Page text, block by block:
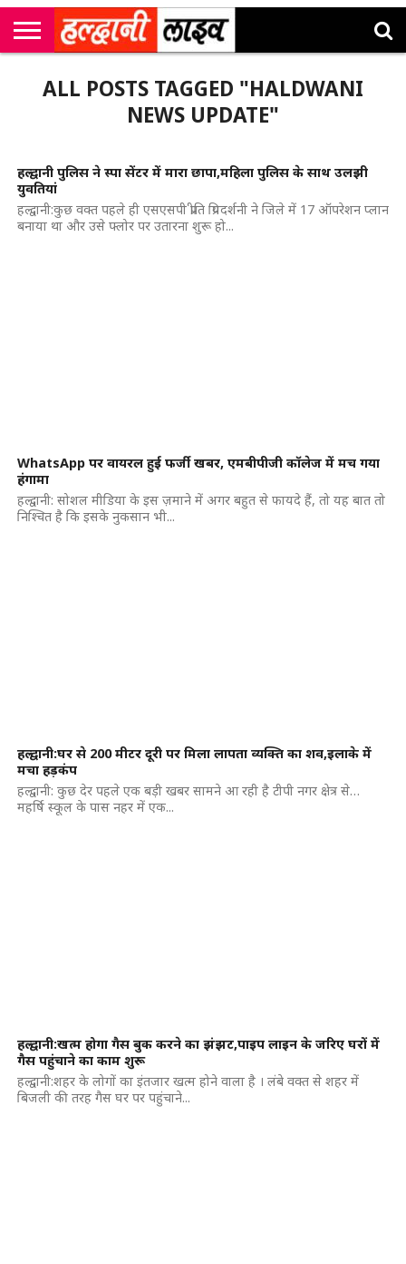
एम
कॉर्नर
उत्तराखंड
न्यूज़
खेल
मनोरंजन
सम्पादकीय
जॉब
अलर्ट्स
ALL POSTS TAGGED "HALDWANI
NEWS UPDATE"
हल्द्वानी पुलिस ने स्पा सेंटर में मारा छापा,महिला पुलिस के साथ उलझी
युवतियां
हल्द्वानी:कुछ वक्त पहले ही एसएसपी प्रीति प्रियदर्शनी ने जिले में 17 ऑपरेशन प्लान
बनाया था और उसे फ्लोर पर उतारना शुरू हो...
WhatsApp पर वायरल हुई फर्जी खबर, एमबीपीजी कॉलेज में मच गया
हंगामा
हल्द्वानी: सोशल मीडिया के इस ज़माने में अगर बहुत से फायदे हैं, तो यह बात तो
निश्चित है कि इसके नुकसान भी...
हल्द्वानी:घर से 200 मीटर दूरी पर मिला लापता व्यक्ति का शव,इलाके में
मचा हड़कंप
हल्द्वानी: कुछ देर पहले एक बड़ी खबर सामने आ रही है टीपी नगर क्षेत्र से…
महर्षि स्कूल के पास नहर में एक...
हल्द्वानी:खत्म होगा गैस बुक करने का झंझट,पाइप लाइन के जरिए घरों में
गैस पहुंचाने का काम शुरू
हल्द्वानी:शहर के लोगों का इंतजार खत्म होने वाला है । लंबे वक्त से शहर में
बिजली की तरह गैस घर पर पहुंचाने...